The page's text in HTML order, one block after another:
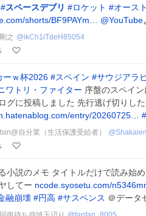
#スペースデブリ #ロケット #オース
shorts/BF9PAYm…
@YouTube
之 @ikCh1iTdeH85054
ーｗ杯2026 #スペイン #サウジアラ
ワトリ・ファイター 序盤のスペイ
グに投稿しました 先行逃げ切りし
entry/20260725…
#
自分業（生活保護受給者） @
小説のメモ タイトルだけで読み始
してー ncode.syosetu.com/
融崩壊 #円高 #サスペンス ＠データ